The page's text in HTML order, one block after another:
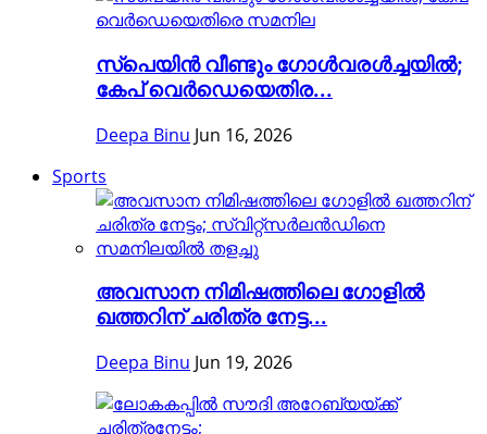
സ്പെയിൻ വീണ്ടും ഗോൾവരൾച്ചയിൽ;
കേപ് വെർഡെയെതിര...
Deepa Binu Jun 16, 2026
Sports
അവസാന നിമിഷത്തിലെ ഗോളിൽ
ഖത്തറിന് ചരിത്ര നേട്ട...
Deepa Binu Jun 19, 2026